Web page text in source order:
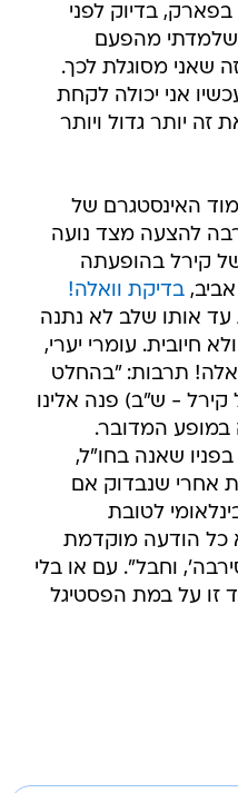
בדיוק לפני
שלמדתי מהפעם
שאני מסוגלת לכך.
אני יכולה לקחת
יותר גדול ויותר
האינסטגרם של
להצעה מצד נועה
קירל בהופעתה
אביב,בדיקת וואלה!
אותו שלב לא נתנה
חיובית. עומרי יערי,
תרבות: "בהחלט
קירל - ש"ב) פנה אלינו
המדובר.
בפניו שאנה בחו"ל,
אחרי שנבדוק אם
לטובת
הודעה מוקדמת
וחבל". עם או בלי
זו על במת הפסטיגל